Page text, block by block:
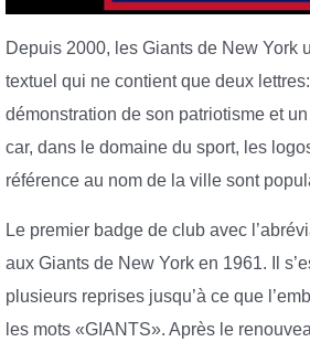
Depuis 2000, les Giants de New York
textuel qui ne contient que deux
démonstration de son patriotisme et
car, dans le domaine du sport, les
référence au nom de la ville sont
Le premier badge de club avec
aux Giants de New York en 1961. Il
plusieurs reprises jusqu’à ce que
les mots «GIANTS». Après le